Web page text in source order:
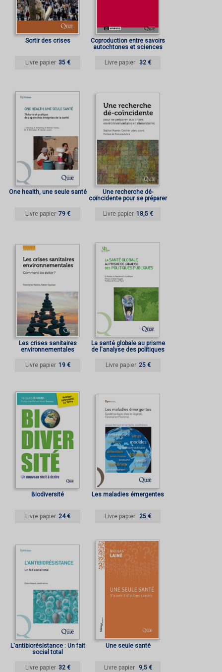
Sortir des crises
Livre papier 35 €
Coproduction entre savoirs
autochtones et sciences
Livre papier 32 €
One health, une seule santé
Livre papier 79 €
Une recherche dé-
coïncidente pour se préparer
environnementales et
alimentaires
Livre papier 18,5 €
Les crises sanitaires
environnementales
Livre papier 19 €
La santé globale au prisme
de l'analyse des politiques
Livre papier 25 €
Biodiversité
Livre papier 24 €
Les maladies émergentes
Livre papier 25 €
L'antibiorésistance : Un fait
social total
Livre papier 32 €
Une seule santé
Livre papier 9,5 €